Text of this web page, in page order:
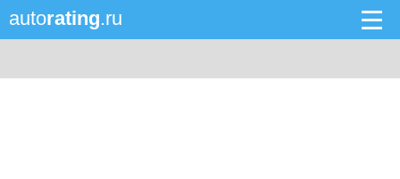
autorating.ru